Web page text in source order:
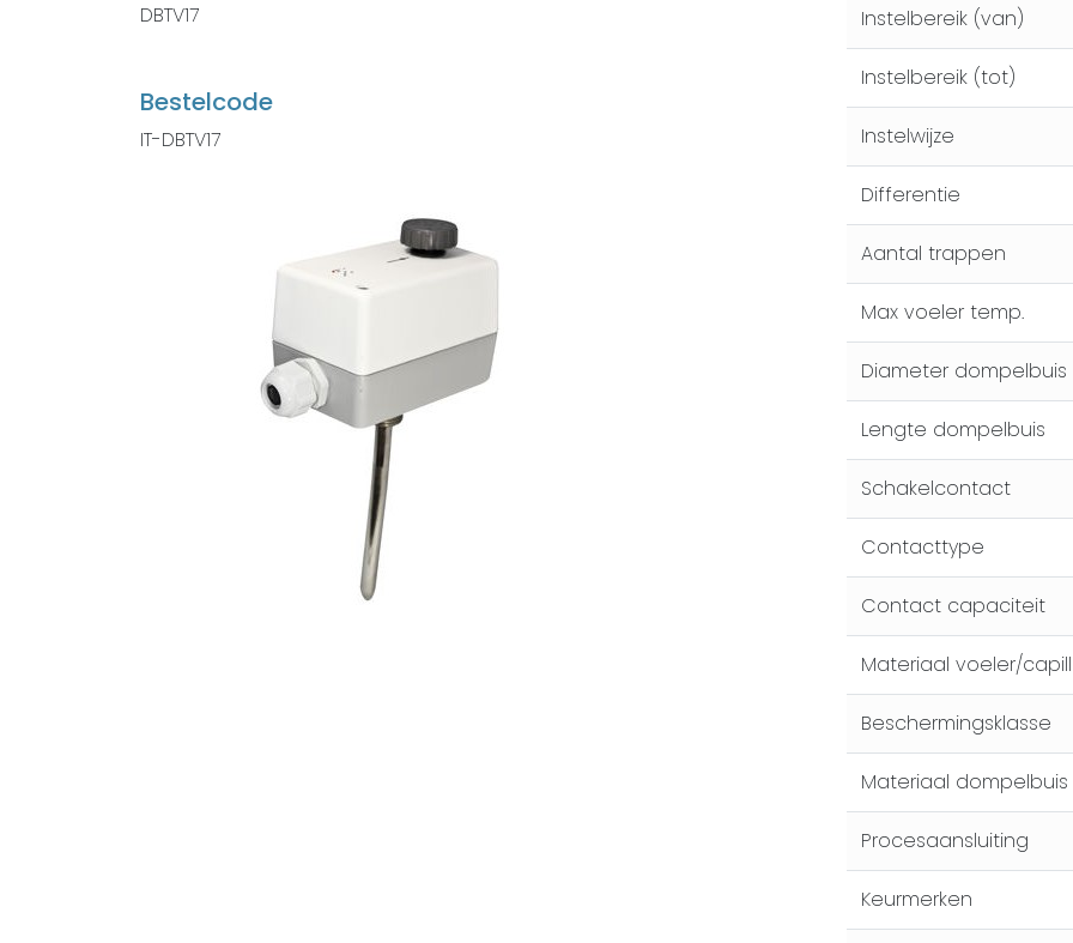
DBTV17
Bestelcode
IT-DBTV17
Instelbereik (van)
Instelbereik (tot)
Instelwijze
Differentie
Aantal trappen
Max voeler temp.
Diameter dompelbuis
Lengte dompelbuis
Schakelcontact
Contacttype
Contact capaciteit
Materiaal voeler/
Beschermingsklasse
Materiaal dompelbuis
Procesaansluiting
Keurmerken